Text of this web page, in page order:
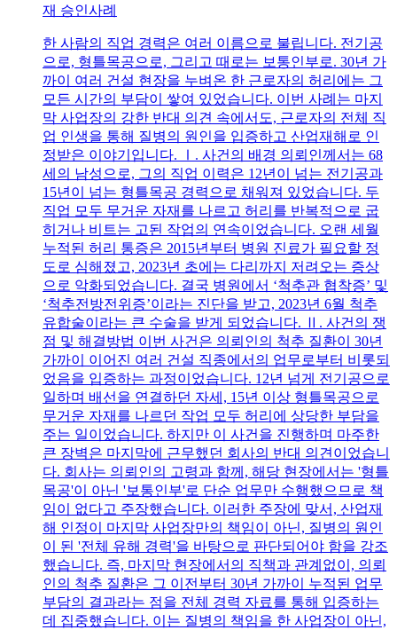
재 승인사례
한 사람의 직업 경력은 여러 이름으로 불립니다. 전기공
으로, 형틀목공으로, 그리고 때로는 보통인부로. 30년 가
까이 여러 건설 현장을 누벼온 한 근로자의 허리에는 그
모든 시간의 부담이 쌓여 있었습니다. 이번 사례는 마지
막 사업장의 강한 반대 의견 속에서도, 근로자의 전체 직
업 인생을 통해 질병의 원인을 입증하고 산업재해로 인
정받은 이야기입니다. Ⅰ. 사건의 배경 의뢰인께서는 68
세의 남성으로, 그의 직업 이력은 12년이 넘는 전기공과
15년이 넘는 형틀목공 경력으로 채워져 있었습니다. 두
직업 모두 무거운 자재를 나르고 허리를 반복적으로 굽
히거나 비트는 고된 작업의 연속이었습니다. 오랜 세월
누적된 허리 통증은 2015년부터 병원 진료가 필요할 정
도로 심해졌고, 2023년 초에는 다리까지 저려오는 증상
으로 악화되었습니다. 결국 병원에서 ‘척추관 협착증’ 및
‘척추전방전위증’이라는 진단을 받고, 2023년 6월 척추
유합술이라는 큰 수술을 받게 되었습니다. Ⅱ. 사건의 쟁
점 및 해결방법 이번 사건은 의뢰인의 척추 질환이 30년
가까이 이어진 여러 건설 직종에서의 업무로부터 비롯되
었음을 입증하는 과정이었습니다. 12년 넘게 전기공으로
일하며 배선을 연결하던 자세, 15년 이상 형틀목공으로
무거운 자재를 나르던 작업 모두 허리에 상당한 부담을
주는 일이었습니다. 하지만 이 사건을 진행하며 마주한
큰 장벽은 마지막에 근무했던 회사의 반대 의견이었습니
다. 회사는 의뢰인의 고령과 함께, 해당 현장에서는 '형틀
목공'이 아닌 '보통인부'로 단순 업무만 수행했으므로 책
임이 없다고 주장했습니다. 이러한 주장에 맞서, 산업재
해 인정이 마지막 사업장만의 책임이 아닌, 질병의 원인
이 된 '전체 유해 경력'을 바탕으로 판단되어야 함을 강조
했습니다. 즉, 마지막 현장에서의 직책과 관계없이, 의뢰
인의 척추 질환은 그 이전부터 30년 가까이 누적된 업무
부담의 결과라는 점을 전체 경력 자료를 통해 입증하는
데 집중했습니다. 이는 질병의 책임을 한 사업장이 아닌,